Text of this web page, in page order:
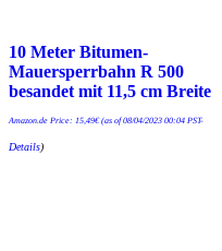
10 Meter Bitumen-
Mauersperrbahn R 500
besandet mit 11,5 cm Breite
Amazon.de Price: 15,49€(as of 08/04/2023 00:04 PST-
Details)